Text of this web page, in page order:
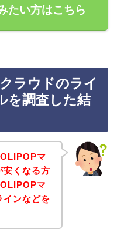
たい方はこちら
ラウドのライ
を調査した結
マ
安くなる方
マ
インなどを